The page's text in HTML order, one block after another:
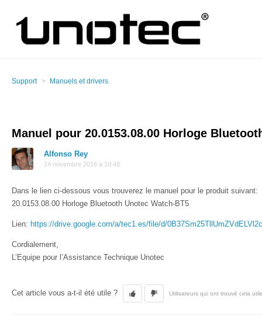
Support Manuels et drivers
Manuel pour 20.0153.08.00 Horloge
Alfonso Rey
14 novembre 2016 à 10:48
Dans le lien ci-dessous vous trouverez le manuel pour le produit suivant:
20.0153.08.00 Horloge Bluetooth Unotec Watch-BT5
Lien: https://drive.google.com/a/tec1.es/file/d/
Cordialement,
L’Equipe pour l’Assistance Technique Unotec
Cet article vous a-t-il été utile ? Utilisateurs qui ont trouvé cela